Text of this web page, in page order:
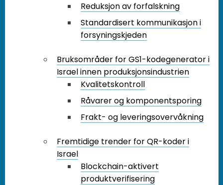
Reduksjon av forfalskning
Standardisert kommunikasjon i
forsyningskjeden
Bruksområder for GS1-kodegenerator i
Israel innen produksjonsindustrien
Kvalitetskontroll
Råvarer og komponentsporing
Frakt- og leveringsovervåkning
Fremtidige trender for QR-koder i
Israel
Blockchain-aktivert
produktverifisering